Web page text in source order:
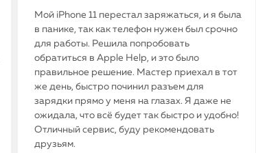
Мой iPhone 11 перестал заряжаться, и я была
в панике, так как телефон нужен был срочно
для работы. Решила попробовать
обратиться в Apple Help, и это было
правильное решение. Мастер приехал в тот
же день, быстро починил разъем для
зарядки прямо у меня на глазах. Я даже не
ожидала, что всё будет так быстро и удобно!
Отличный сервис, буду рекомендовать
друзьям.